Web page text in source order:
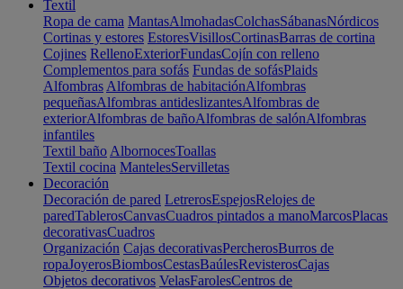
Textil
Ropa de cama MantasAlmohadasColchasSábanasNórdicos
Cortinas y estores EstoresVisillosCortinasBarras de cortina
Cojines RellenoExteriorFundasCojín con relleno
Complementos para sofás Fundas de sofásPlaids
Alfombras Alfombras de habitaciónAlfombras
pequeñasAlfombras antideslizantesAlfombras de
exteriorAlfombras de bañoAlfombras de salónAlfombras
infantiles
Textil baño AlbornocesToallas
Textil cocina MantelesServilletas
Decoración
Decoración de pared LetrerosEspejosRelojes de
paredTablerosCanvasCuadros pintados a manoMarcosPlacas
decorativasCuadros
Organización Cajas decorativasPercherosBurros de
ropaJoyerosBiombosCestasBaúlesRevisterosCajas
Objetos decorativos VelasFarolesCentros de